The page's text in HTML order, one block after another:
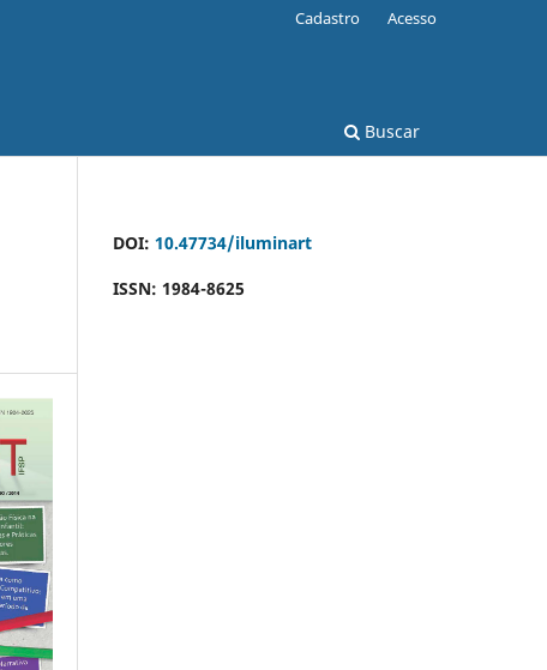
Buscar
Cadastro Acesso
DOI: 10.47734/iluminart
ISSN: 1984-8625